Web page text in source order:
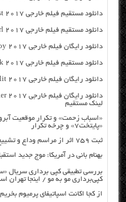
دانلود مستقیم فیلم خارجی Essex Heist 2017 از سرور سایت
دانلود مستقیم فیلم خارجی Get the Girl 2017 از سرور سایت
دانلود رایگان فیلم خارجی iBoy 2017 با لینک مستقیم
دانلود مستقیم فیلم خارجی Justice League Dark 2017 از سرور سایت
دانلود رایگان فیلم خارجی Split 2017 با لینک مستقیم
لینک مستقیم
«اسباب زحمت» و تکرار موقعیت
«پایتخت۷» و چرخه تکرار
ثبت ۷۵۹ اثر از مراسم وداع و تشییع رهبر شهید انقلاب
بهنام بانی در آمریکا: موج جدید
بررسی تطبیقی کپی برداری سریال
کپی‌برداری مو به مو / اینجا
از کجا اکانت اسپاتیفای پرمیوم بخریم؟ معرفی ۴ فروشگاه